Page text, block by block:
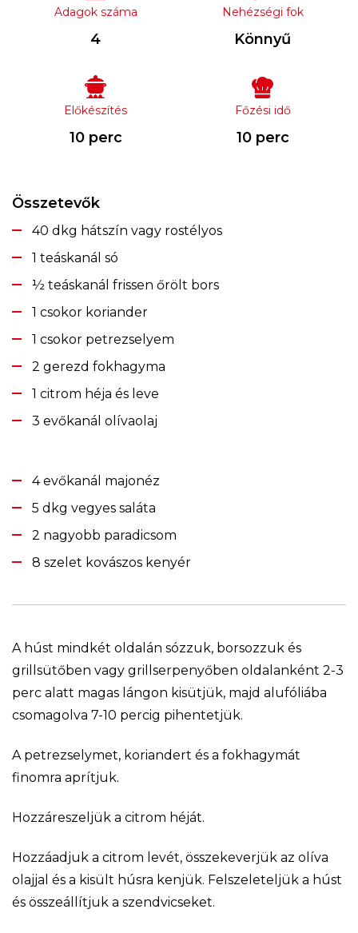
Adagok száma
4
Nehézségi fok
Könnyű
Előkészítés
10 perc
Főzési idő
10 perc
Összetevők
40 dkg hátszín vagy rostélyos
1 teáskanál só
½ teáskanál frissen őrölt bors
1 csokor koriander
1 csokor petrezselyem
2 gerezd fokhagyma
1 citrom héja és leve
3 evőkanál olívaolaj
4 evőkanál majonéz
5 dkg vegyes saláta
2 nagyobb paradicsom
8 szelet kovászos kenyér
A húst mindkét oldalán sózzuk, borsozzuk és
grillsütőben vagy grillserpenyőben oldalanként 2-3
perc alatt magas lángon kisütjük, majd alufóliába
csomagolva 7-10 percig pihentetjük.
A petrezselymet, koriandert és a fokhagymát
finomra aprítjuk.
Hozzáreszeljük a citrom héját.
Hozzáadjuk a citrom levét, összekeverjük az olíva
olajjal és a kisült húsra kenjük. Felszeleteljük a húst
és összeállítjuk a szendvicseket.